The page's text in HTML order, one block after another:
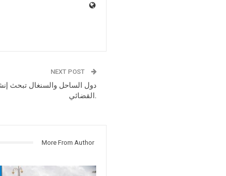
NEXT POST
دول الساحل والسنغال تبحث
القضائي.
More From Author